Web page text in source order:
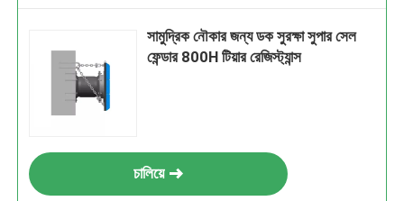
সামুদ্রিক নৌকার জন্য ডক সুরক্ষা সুপার সেল
ফেন্ডার 800H টিয়ার রেজিস্ট্যান্স
চালিয়ে